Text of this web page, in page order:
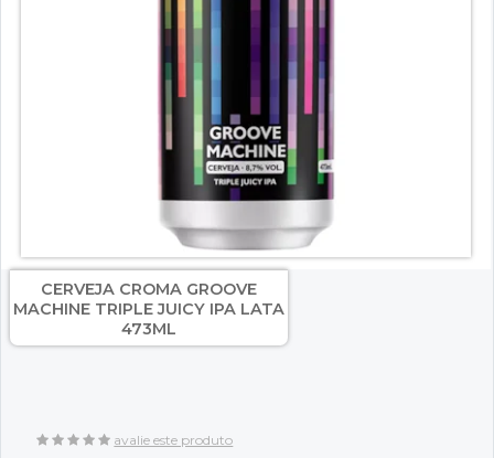
CERVEJA CROMA GROOVE
MACHINE TRIPLE JUICY IPA LATA
473ML
avalie este produto